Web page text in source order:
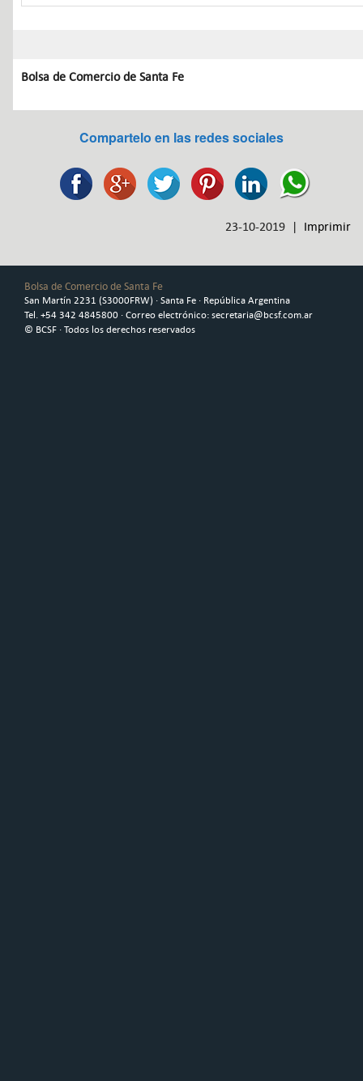
Bolsa de Comercio de Santa Fe
Compartelo en las redes sociales
23-10-2019 | Imprimir
Bolsa de Comercio de Santa Fe
San Martín 2231 (S3000FRW) · Santa Fe · República Argentina
Tel. +54 342 4845800 · Correo electrónico: secretaria@bcsf.com.ar
© BCSF · Todos los derechos reservados